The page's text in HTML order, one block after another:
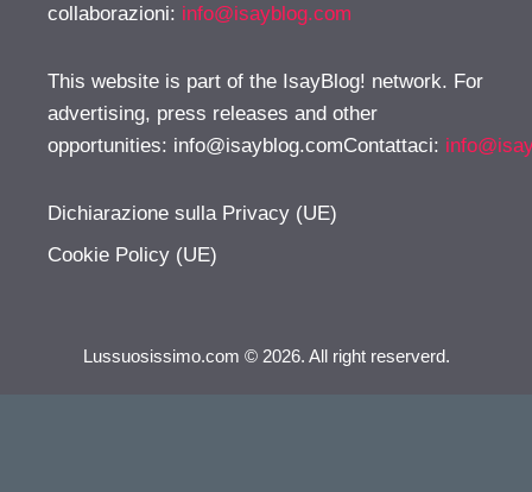
collaborazioni: info@isayblog.com
This website is part of the IsayBlog! network. For
advertising, press releases and other
opportunities: info@isayblog.comContattaci:
Dichiarazione sulla Privacy (UE)
Cookie Policy (UE)
Lussuosissimo.com © 2026. All right reserverd.